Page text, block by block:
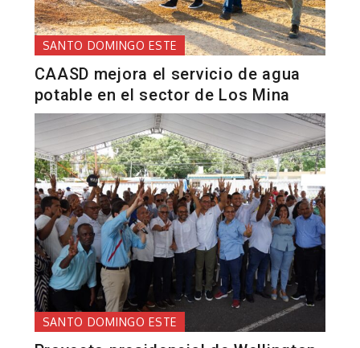
SANTO DOMINGO ESTE
CAASD mejora el servicio de agua
potable en el sector de Los Mina
SANTO DOMINGO ESTE